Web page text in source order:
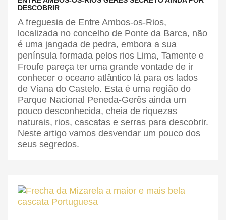
DESCOBRIR
A freguesia de Entre Ambos-os-Rios,
localizada no concelho de Ponte da Barca, não
é uma jangada de pedra, embora a sua
península formada pelos rios Lima, Tamente e
Froufe pareça ter uma grande vontade de ir
conhecer o oceano atlântico lá para os lados
de Viana do Castelo. Esta é uma região do
Parque Nacional Peneda-Gerês ainda um
pouco desconhecida, cheia de riquezas
naturais, rios, cascatas e serras para descobrir.
Neste artigo vamos desvendar um pouco dos
seus segredos.